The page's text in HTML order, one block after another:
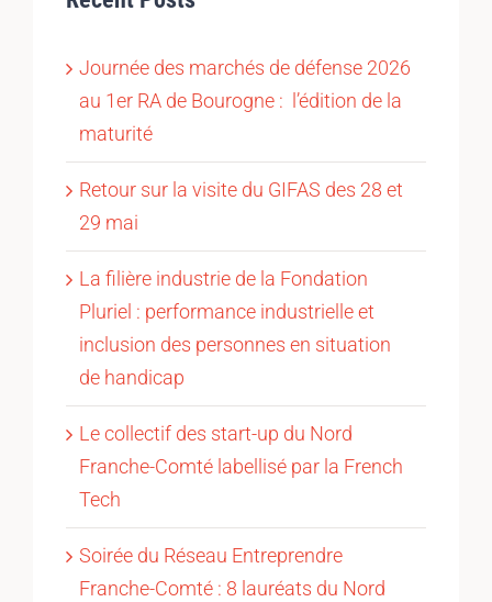
Journée des marchés de défense 2026
au 1er RA de Bourogne : l’édition de la
maturité
Retour sur la visite du GIFAS des 28 et
29 mai
La filière industrie de la Fondation
Pluriel : performance industrielle et
inclusion des personnes en situation
de handicap
Le collectif des start-up du Nord
Franche-Comté labellisé par la French
Tech
Soirée du Réseau Entreprendre
Franche-Comté : 8 lauréats du Nord